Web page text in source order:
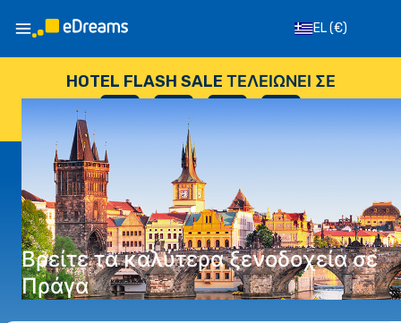
EL(€)
HOTEL FLASH SALE ΤΕΛΕΙΏΝΕΙ ΣΕ
-- : -- : -- : --
Βρείτε τα καλύτερα ξενοδοχεία σε
Πράγα